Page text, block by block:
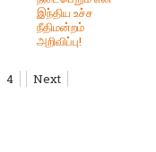
இந்திய உச்ச
நீதிமன்றம்
அறிவிப்பு!
4 Next